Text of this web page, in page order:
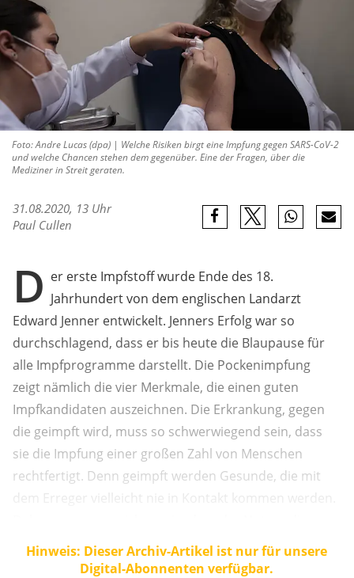
Foto: Andre Lucas (dpa) | Welche Risiken birgt eine Impfung gegen SARS-CoV-2
und welche Chancen stehen dem gegenüber. Eine der Fragen, über die
Mediziner in Streit geraten.
31.08.2020, 13 Uhr
Paul Cullen
D er erste Impfstoff wurde Ende des 18.
Jahrhundert von dem englischen Landarzt
Edward Jenner entwickelt. Jenners Erfolg war so
durchschlagend, dass er bis heute die Blaupause für
alle Impfprogramme darstellt. Die Pockenimpfung
zeigt nämlich die vier Merkmale, die einen guten
Impfkandidaten auszeichnen. Die Erkrankung, gegen
die geimpft wird, muss so schwerwiegend sein, dass
sie die Impfung einer großen Zahl von Menschen
rechtfertigt. Denn geimpft werden Gesunde, die mit
dem Erreger vielleicht nie in Kontakt kommen werden.
Risiken mit großer Sicherheit und mit großem Abstand
überwiegt. Ist dies nicht der Fall, stellt die Impfung eine
Hinweis: Dieser Archiv-Artikel ist nur für unsere
Digital-Abonnenten verfügbar.